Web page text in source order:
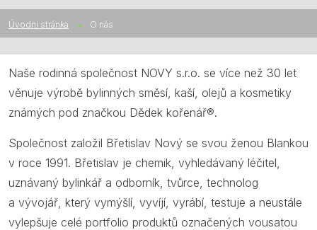
Úvodní stránka O nás
Naše rodinná společnost NOVY s.r.o. se více než 30 let
věnuje výrobě bylinných směsí, kaší, olejů a kosmetiky
známých pod značkou Dědek kořenář®.
Společnost založil Břetislav Nový se svou ženou Blankou
v roce 1991. Břetislav je chemik, vyhledávaný léčitel,
uznávaný bylinkář a odborník, tvůrce, technolog
a vývojář, který vymýšlí, vyvíjí, vyrábí, testuje a neustále
vylepšuje celé portfolio produktů označených vousatou